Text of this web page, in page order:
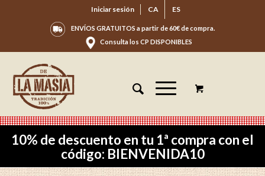
Iniciar sesión CA ES
ENVÍOS GRATUITOS a partir de 60€ de compra.
Consulta los CP DISPONIBLES
10% de descuento en tu 1ª compra con el
código: BIENVENIDA10